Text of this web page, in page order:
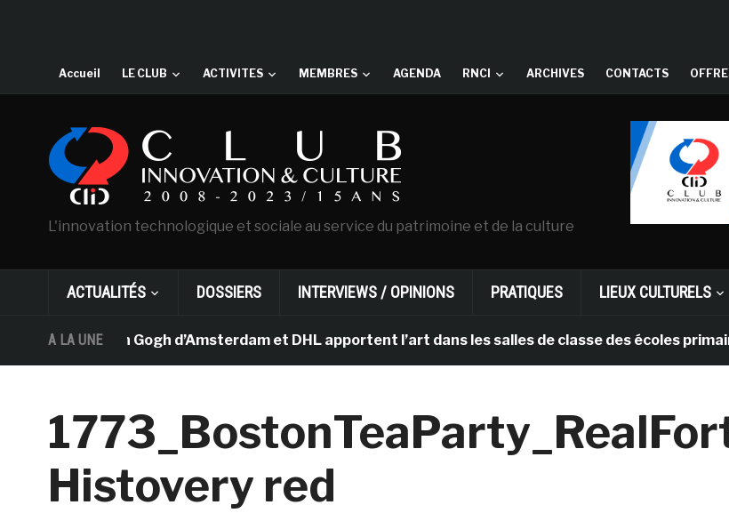
Accueil LE CLUB ACTIVITES MEMBRES AGENDA RNCI ARCHIVES CONTACTS
L'innovation technologique et sociale au service du patrimoine et de la culture
ACTUALITÉS DOSSIERS INTERVIEWS / OPINIONS PRATIQUES LIEUX CULTURELS
A LA UNE
musée Van Gogh d’Amsterdam et DHL apportent l’art dans les salles de classe des écoles primaires
Histovery red